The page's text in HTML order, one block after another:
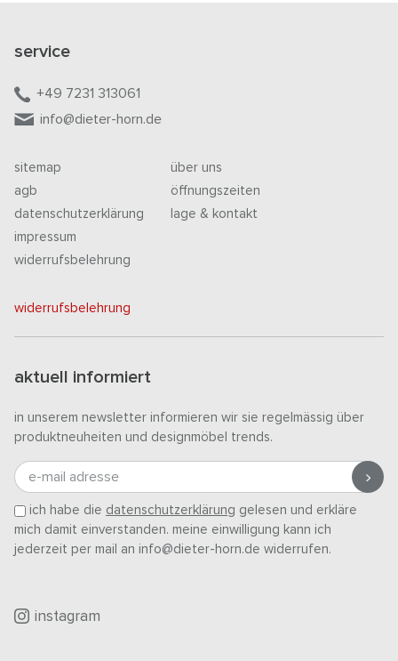
service
+49 7231 313061
info@dieter-horn.de
sitemap
agb
datenschutzerklärung
impressum
widerrufsbelehrung
über uns
öffnungszeiten
lage & kontakt
widerrufsbelehrung
aktuell informiert
in unserem newsletter informieren wir sie regelmässig über
produktneuheiten und designmöbel trends.
e-mail adresse
ich habe die datenschutzerklärung gelesen und erkläre
mich damit einverstanden. meine einwilligung kann ich
jederzeit per mail an info@dieter-horn.de widerrufen.
instagram